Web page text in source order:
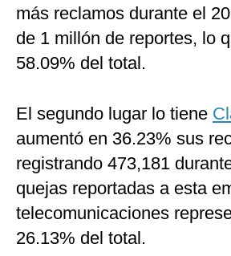
más reclamos durante el
de 1 millón de reportes, lo
58.09% del total.
El segundo lugar lo tiene
aumentó en 36.23% sus
registrando 473,181
quejas reportadas a esta
telecomunicaciones
26.13% del total.